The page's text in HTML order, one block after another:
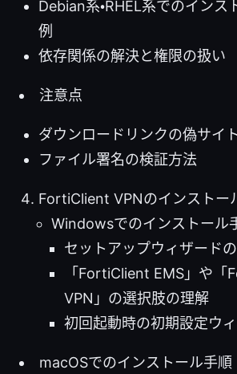
Debian系・RHEL系でのインス
例
依存関係の解決と権限の扱い
注意点
ダウンロードリンクの偽サイ
ファイル署名の検証方法
FortiClient VPNのインストー
Windowsでのインストール
セットアップウィザード
「FortiClient EMS」や「
VPN」の選択肢の理解
初回起動時の初期設定ウ
macOSでのインストール手順